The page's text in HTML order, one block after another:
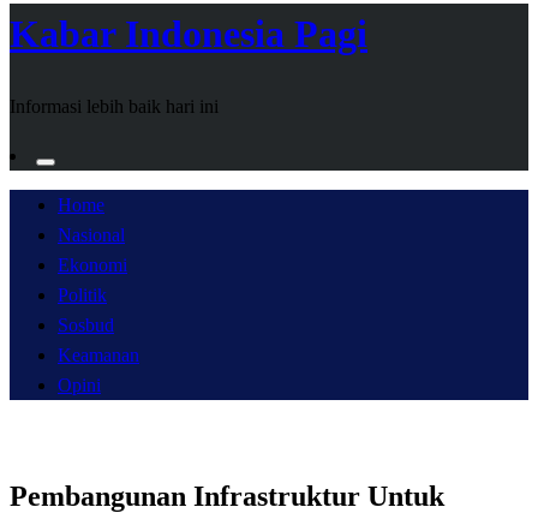
Kabar Indonesia Pagi
Informasi lebih baik hari ini
Home
Nasional
Ekonomi
Politik
Sosbud
Keamanan
Opini
Pembangunan Infrastruktur Untuk